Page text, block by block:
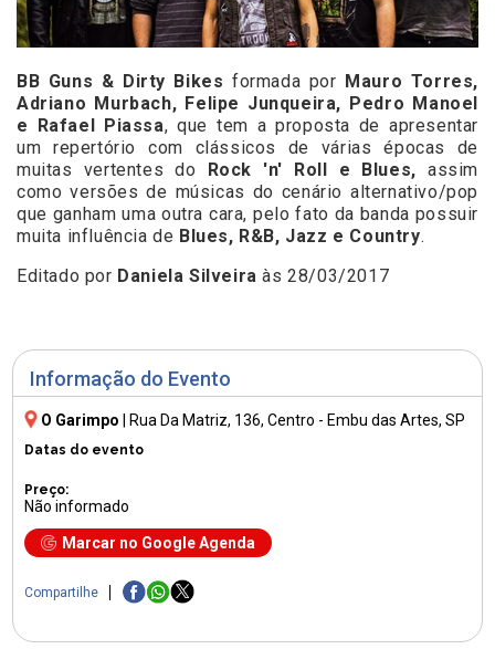
Informação do Evento
O Garimpo Rua Da Matriz, 136, Centro - Embu das Artes, SP
Datas do evento
Preço:
Não informado
Marcar no Google Agenda
Compartilhe
BB Guns & Dirty Bikes formada por Mauro Torres,
Adriano Murbach, Felipe Junqueira, Pedro Manoel
e Rafael Piassa, que tem a proposta de apresentar
um repertório com clássicos de várias épocas de
muitas vertentes do
Rock 'n' Roll e Blues, assim
como versões de músicas do cenário alternativo/pop
que ganham uma outra cara, pelo fato da banda possuir
muita influência de Blues, R&B, Jazz e Country.
Editado por Daniela Silveira às 28/03/2017